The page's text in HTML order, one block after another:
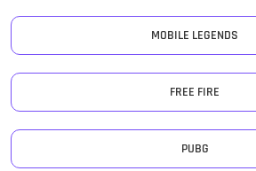
MOBILE LEGENDS
FREE FIRE
PUBG